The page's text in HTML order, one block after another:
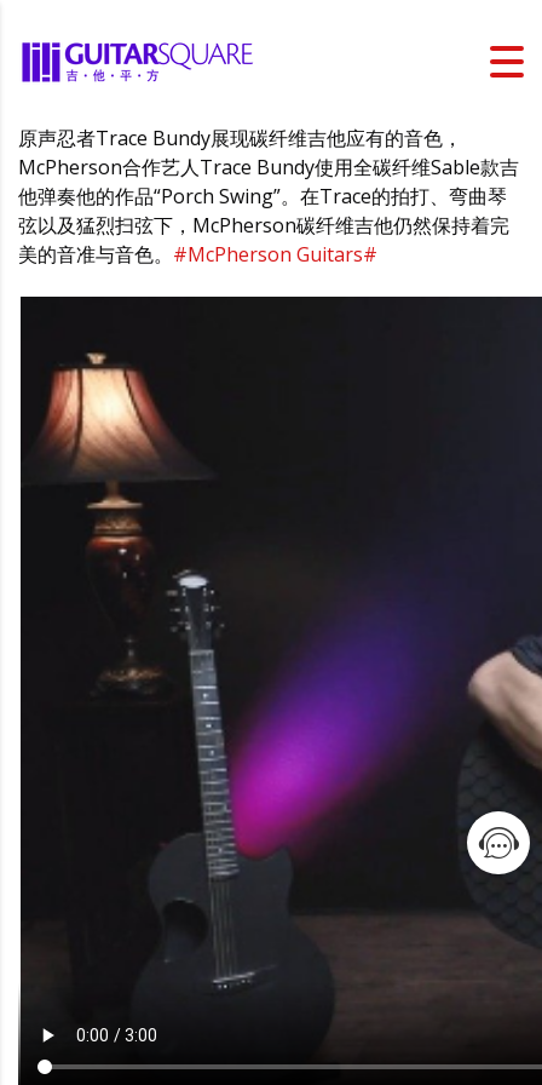
原声忍者Trace Bundy展现碳纤维吉他应有的音色，
McPherson合作艺人Trace Bundy使用全碳纤维Sable款吉
他弹奏他的作品“Porch Swing”。在Trace的拍打、弯曲琴
弦以及猛烈扫弦下，McPherson碳纤维吉他仍然保持着完
美的音准与音色。 #McPherson Guitars#